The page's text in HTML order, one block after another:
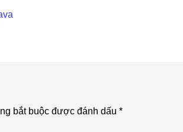
bắt buộc được đánh dấu *